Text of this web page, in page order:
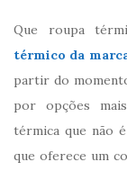
Que roupa
térmico da
partir do
por opções
térmica que não
que oferece um